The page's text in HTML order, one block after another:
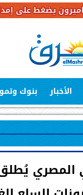
إمدادات
الأخبار بنوك
المصري